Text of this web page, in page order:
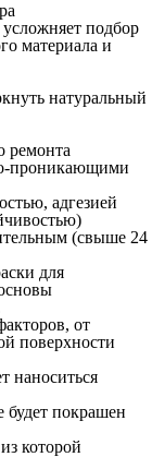
подбор
материала и
натуральный
ремонта
проникающими
адгезией
(свыше 24
для
от
поверхности
наноситься
покрашен
которой